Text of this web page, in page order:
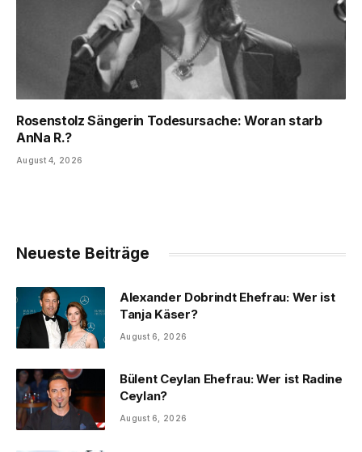
Rosenstolz Sängerin Todesursache: Woran starb
AnNa R.?
August 4, 2026
Neueste Beiträge
Alexander Dobrindt Ehefrau: Wer ist
Tanja Käser?
August 6, 2026
Bülent Ceylan Ehefrau: Wer ist Radine
Ceylan?
August 6, 2026